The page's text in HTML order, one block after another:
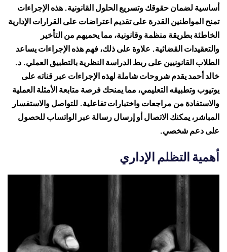
أساسية لضمان حقوقك وتسريع الحلول القانونية. هذه الإجراءات
تمنح المواطنين القدرة على تقديم اعتراضات على القرارات الإدارية
الخاطئة بطريقة منظمة وقانونية، مما يحميهم من التأخير
والتعقيدات القضائية. علاوة على ذلك، فهم هذه الإجراءات يساعد
الطلاب القانونيين على ربط الدراسة النظرية بالتطبيق العملي. د.
خالد أحمد يقدم شروحات شاملة لهذه الإجراءات عبر قناته على
يوتيوب وتطبيقه التعليمي، مما يمنحك فرصة متابعة الأمثلة العملية
والاستفادة من مراجعات واختبارات تفاعلية. للتواصل والاستفسار
المباشر، يمكنك الاتصال أو إرسال رسالة عبر الواتساب للحصول
على دعم شخصي.
أهمية التظلم الإداري